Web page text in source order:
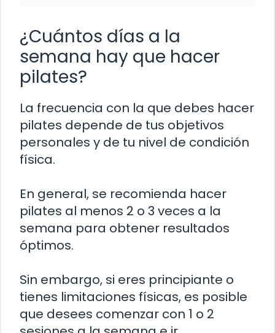
¿Cuántos días a la
semana hay que hacer
pilates?
La frecuencia con la que debes hacer
pilates depende de tus objetivos
personales y de tu nivel de condición
física.
En general, se recomienda hacer
pilates al menos 2 o 3 veces a la
semana para obtener resultados
óptimos.
Sin embargo, si eres principiante o
tienes limitaciones físicas, es posible
que desees comenzar con 1 o 2